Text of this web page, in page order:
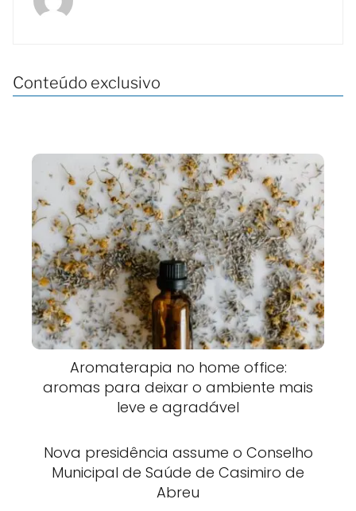
Conteúdo exclusivo
Aromaterapia no home office:
aromas para deixar o ambiente mais
leve e agradável
Nova presidência assume o Conselho
Municipal de Saúde de Casimiro de
Abreu